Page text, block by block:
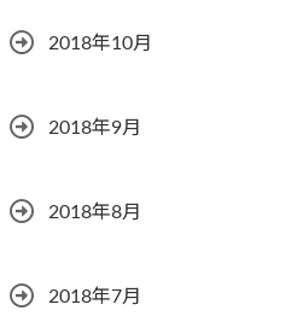
2018年10月
2018年9月
2018年8月
2018年7月